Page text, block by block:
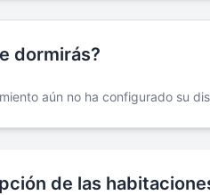
dormirás?
aún no ha configurado su
de las